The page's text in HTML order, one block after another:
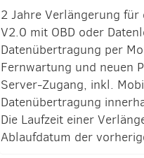
2 Jahre Verlängerung für
V2.0 mit OBD oder
Datenübertragung per
Fernwartung und neuen
Server-Zugang, inkl.
Datenübertragung
Die Laufzeit einer
Ablaufdatum der